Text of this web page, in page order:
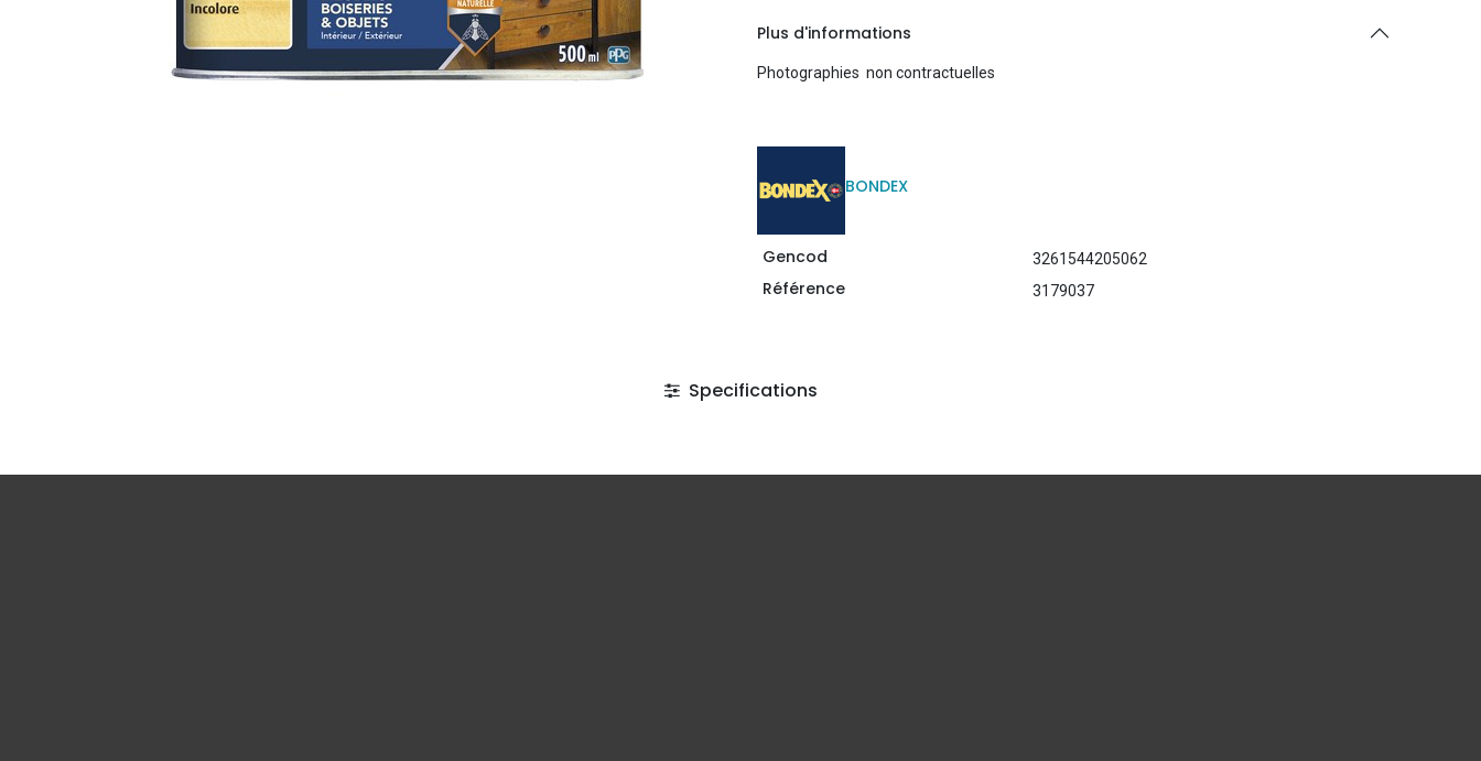
Plus d'informations
Photographies non contractuelles
BONDEX
Gencod 3261544205062
Référence 3179037
Specifications